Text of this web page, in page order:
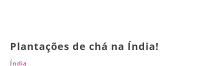
Plantações de chá na Índia!
Índia